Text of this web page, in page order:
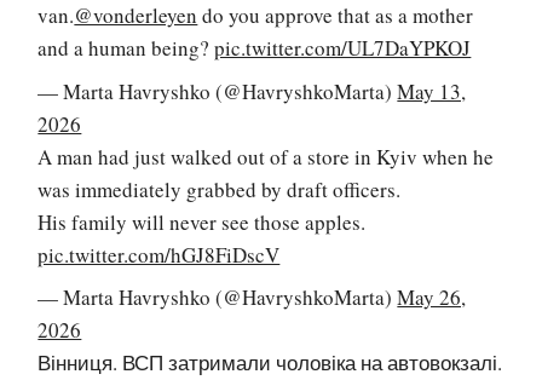
van.@vonderleyen do you approve that as a mother
and a human being?pic.twitter.com/UL7DaYPKOJ
— Marta Havryshko (@HavryshkoMarta)May 13,
2026
A man had just walked out of a store in Kyiv when he
was immediately grabbed by draft officers.
His family will never see those apples.
pic.twitter.com/hGJ8FiDscV
— Marta Havryshko (@HavryshkoMarta)May 26,
2026
Вінниця. ВСП затримали чоловіка на автовокзалі.